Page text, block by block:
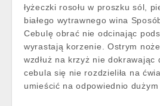
łyżeczki rosołu w proszku sól,
białego wytrawnego wina
Cebulę obrać nie odcinając
wyrastają korzenie. Ostrym
wzdłuż na krzyż nie dokrawając
cebula się nie rozdzieliła na
umieścić na odpowiednio dużym